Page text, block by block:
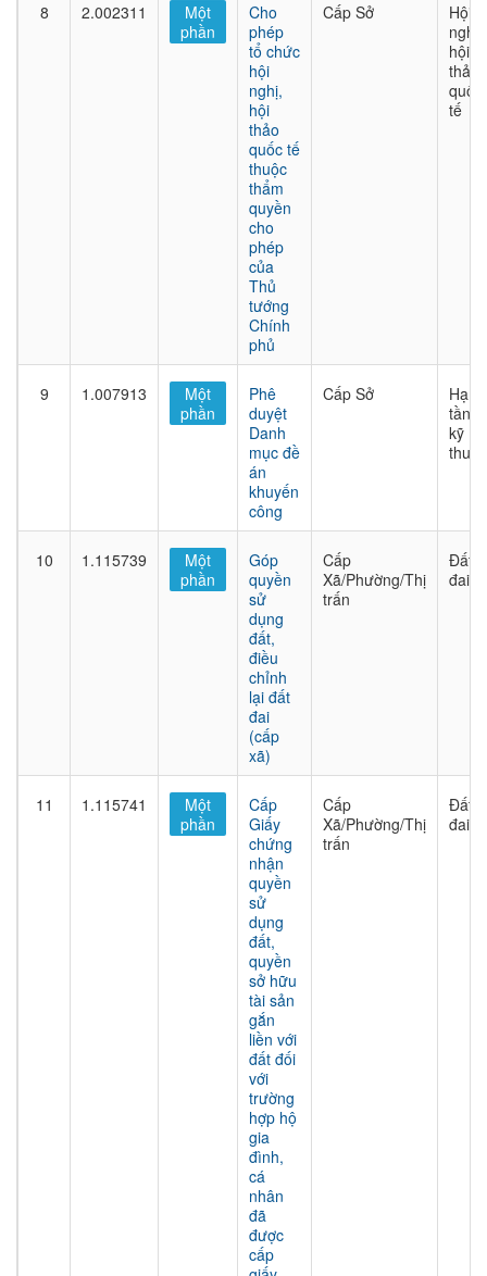
8 2.002311
Một
phần
Cho
phép
tổ chức
hội
nghị,
hội
thảo
quốc tế
thuộc
thẩm
quyền
cho
phép
của
Thủ
tướng
Chính
phủ
Cấp Sở
Hội
nghị,
hội
thảo
quốc
tế
9 1.007913
Một
phần
Phê
duyệt
Danh
mục đề
án
khuyến
công
Cấp Sở
Hạ
tầng
kỹ
thuật
10 1.115739
Một
phần
Góp
quyền
sử
dụng
đất,
điều
chỉnh
lại đất
đai
(cấp
xã)
Cấp
Xã/Phường/Thị
trấn
Đất
đai
11 1.115741
Một
phần
Cấp
Giấy
chứng
nhận
quyền
sử
dụng
đất,
quyền
sở hữu
tài sản
gắn
liền với
đất đối
với
trường
hợp hộ
gia
đình,
cá
nhân
đã
được
cấp
Cấp
Xã/Phường/Thị
trấn
Đất
đai